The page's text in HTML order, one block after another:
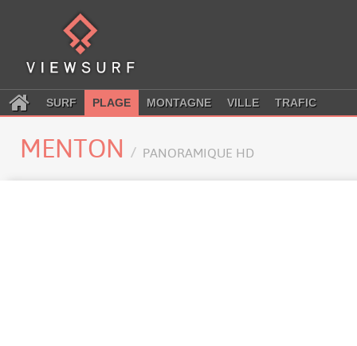
SURF PLAGE MONTAGNE VILLE TRAFIC
MENTON PANORAMIQUE HD